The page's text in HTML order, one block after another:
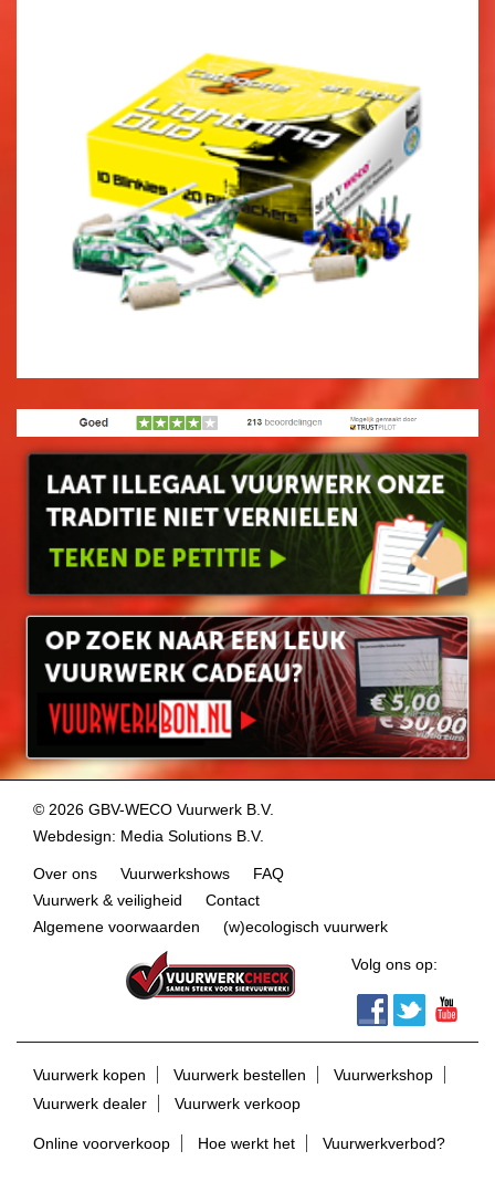
© 2026 GBV-WECO Vuurwerk B.V.
Webdesign: Media Solutions B.V.
Over ons Vuurwerkshows
FAQ
Vuurwerk & veiligheid
Contact
Algemene voorwaarden
(w)ecologisch vuurwerk
Volg ons op:
Vuurwerk kopen Vuurwerk bestellen
Vuurwerkshop
Vuurwerk dealer
Vuurwerk verkoop
Online voorverkoop Hoe werkt het Vuurwerkverbod?